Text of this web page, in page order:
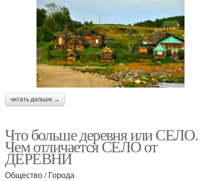
читать дальше →
Что больше деревня или СЕЛО.
Чем отличается СЕЛО от
ДЕРЕВНИ
Общество / Города